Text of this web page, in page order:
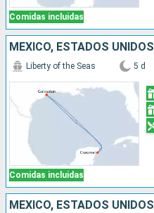
Comidas incluidas
MÉXICO, ESTADOS UNIDOS
Comidas incluidas
Liberty of the Seas 5 d
MÉXICO, ESTADOS UNIDOS